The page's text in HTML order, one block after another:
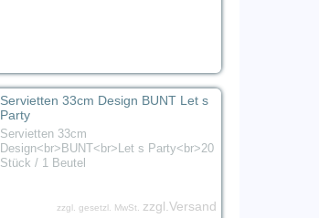
Servietten 33cm Design BUNT Let s
Party
Servietten 33cm
Design<br>BUNT<br>Let s Party<br>20
Stück / 1 Beutel
zzgl. gesetzl. MwSt.
zzgl.Versand